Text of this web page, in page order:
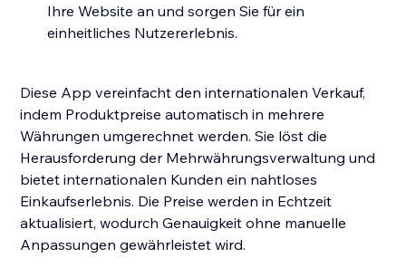
Ihre Website an und sorgen Sie für ein
einheitliches Nutzererlebnis.
Diese App vereinfacht den internationalen Verkauf,
indem Produktpreise automatisch in mehrere
Währungen umgerechnet werden. Sie löst die
Herausforderung der Mehrwährungsverwaltung und
bietet internationalen Kunden ein nahtloses
Einkaufserlebnis. Die Preise werden in Echtzeit
aktualisiert, wodurch Genauigkeit ohne manuelle
Anpassungen gewährleistet wird.